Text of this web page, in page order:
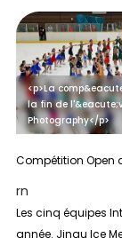
<p>La
la fin de
Photography</p>
Compétition Open
rn
Les cinq équipes
année. Jingu Ice